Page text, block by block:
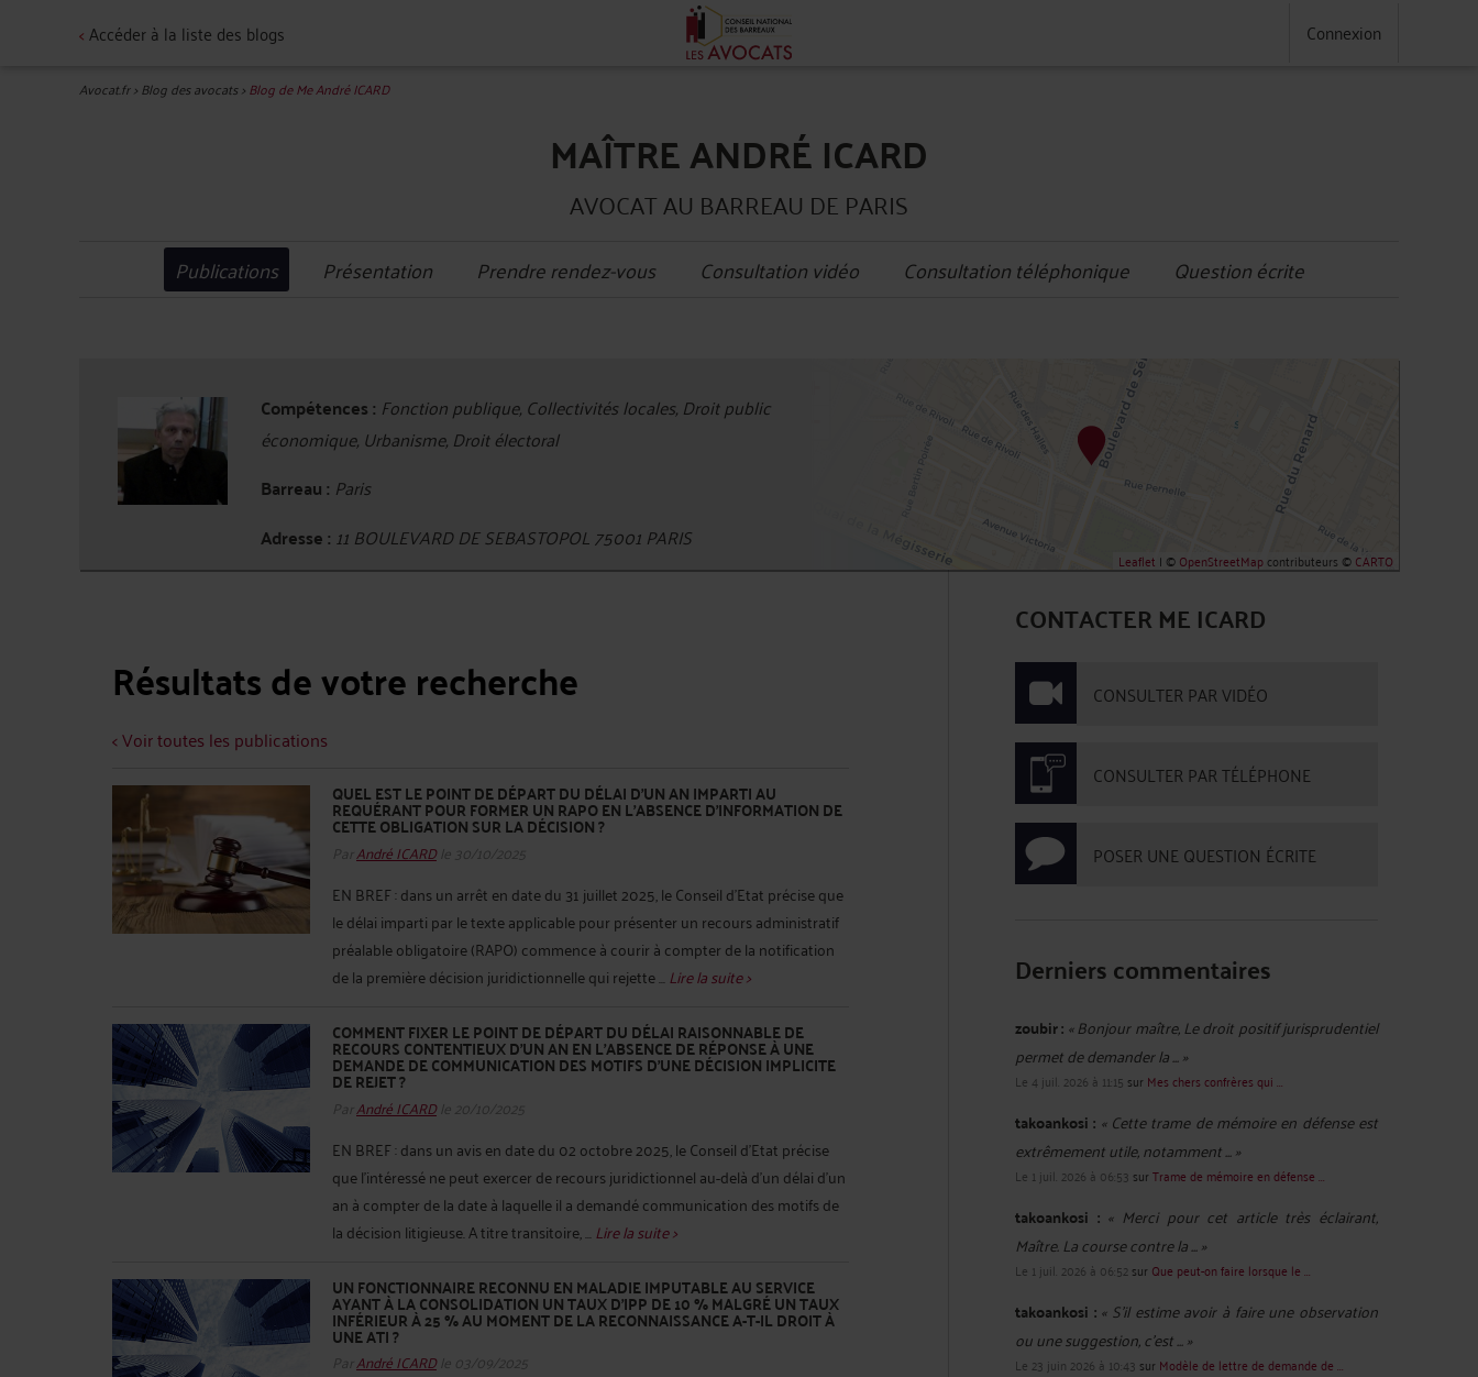
<Accéder à la liste des blogs Connexion
Avocat.fr>Blog des avocats>Blog de Me André ICARD
MAÎTRE ANDRÉ ICARD
AVOCAT AU BARREAU DE PARIS
Publications Présentation Prendre rendez-vous Consultation vidéo Consultation téléphonique Question écrite
Compétences : Fonction publique, Collectivités locales, Droit public
économique, Urbanisme, Droit électoral
Barreau : Paris
Adresse : 11 BOULEVARD DE SEBASTOPOL 75001 PARIS
Leaflet | ©OpenStreetMapcontributeurs ©CARTO
Résultats de votre recherche
< Voir toutes les publications
QUEL EST LE POINT DE DÉPART DU DÉLAI D’UN AN IMPARTI AU
REQUÉRANT POUR FORMER UN RAPO EN L’ABSENCE D’INFORMATION DE
CETTE OBLIGATION SUR LA DÉCISION ?
ParAndré ICARDle 30/10/2025
EN BREF : dans un arrêt en date du 31 juillet 2025, le Conseil d’Etat précise que
le délai imparti par le texte applicable pour présenter un recours administratif
préalable obligatoire (RAPO) commence à courir à compter de la notification
de la première décision juridictionnelle qui rejette ...Lire la suite >
COMMENT FIXER LE POINT DE DÉPART DU DÉLAI RAISONNABLE DE
RECOURS CONTENTIEUX D’UN AN EN L’ABSENCE DE RÉPONSE À UNE
DEMANDE DE COMMUNICATION DES MOTIFS D’UNE DÉCISION IMPLICITE
DE REJET ?
ParAndré ICARDle 20/10/2025
EN BREF : dans un avis en date du 02 octobre 2025, le Conseil d’Etat précise
que l’intéressé ne peut exercer de recours juridictionnel au-delà d’un délai d’un
an à compter de la date à laquelle il a demandé communication des motifs de
la décision litigieuse. A titre transitoire, ...Lire la suite >
UN FONCTIONNAIRE RECONNU EN MALADIE IMPUTABLE AU SERVICE
AYANT À LA CONSOLIDATION UN TAUX D’IPP DE 10 % MALGRÉ UN TAUX
INFÉRIEUR À 25 % AU MOMENT DE LA RECONNAISSANCE A-T-IL DROIT À
UNE ATI ?
ParAndré ICARDle 03/09/2025
CONTACTER ME ICARD
CONSULTER PAR VIDÉO
CONSULTER PAR TÉLÉPHONE
POSER UNE QUESTION ÉCRITE
Derniers commentaires
zoubir : « Bonjour maître, Le droit positif jurisprudentiel
permet de demander la ... »
Le 4 juil. 2026 à 11:15 sur Mes chers confrères qui ...
takoankosi : « Cette trame de mémoire en défense est
extrêmement utile, notamment ... »
Le 1 juil. 2026 à 06:53 surTrame de mémoire en défense ...
takoankosi : « Merci pour cet article très éclairant,
Maître. La course contre la ... »
Le 1 juil. 2026 à 06:52sur Que peut-on faire lorsque le ...
takoankosi : « S’il estime avoir à faire une observation
ou une suggestion, c’est ... »
Le 23 juin 2026 à 10:43 sur Modèle de lettre de demande de ...